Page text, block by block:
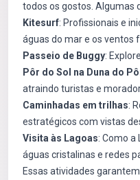
todos os gostos. Algumas
Kitesurf: Profissionais e
águas do mar e os ventos
Passeio de Buggy:
Pôr do Sol na Duna do
atraindo turistas e
Caminhadas em trilhas:
estratégicos com vistas
Visita às Lagoas: Como a
águas cristalinas e redes
Essas atividades